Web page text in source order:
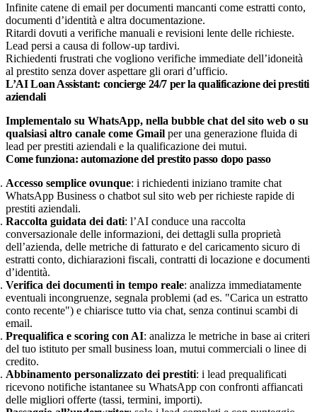
Infinite catene di email per documenti mancanti come estratti conto,
documenti d’identità e altra documentazione.
Ritardi dovuti a verifiche manuali e revisioni lente delle richieste.
Lead persi a causa di follow-up tardivi.
Richiedenti frustrati che vogliono verifiche immediate dell’idoneità
al prestito senza dover aspettare gli orari d’ufficio.
L’AI Loan Assistant: concierge 24/7 per la qualificazione dei prestiti
aziendali
Implementalo su WhatsApp, nella bubble chat del sito web o su
qualsiasi altro canale come Gmail per una generazione fluida di
lead per prestiti aziendali e la qualificazione dei mutui.
Come funziona: automazione del prestito passo dopo passo
Accesso semplice ovunque: i richiedenti iniziano tramite chat
WhatsApp Business o chatbot sul sito web per richieste rapide di
prestiti aziendali.
Raccolta guidata dei dati: l’AI conduce una raccolta
conversazionale delle informazioni, dei dettagli sulla proprietà
dell’azienda, delle metriche di fatturato e del caricamento sicuro di
estratti conto, dichiarazioni fiscali, contratti di locazione e documenti
d’identità.
Verifica dei documenti in tempo reale: analizza immediatamente
eventuali incongruenze, segnala problemi (ad es. "Carica un estratto
conto recente") e chiarisce tutto via chat, senza continui scambi di
email.
Prequalifica e scoring con AI: analizza le metriche in base ai criteri
del tuo istituto per small business loan, mutui commerciali o linee di
credito.
Abbinamento personalizzato dei prestiti: i lead prequalificati
ricevono notifiche istantanee su WhatsApp con confronti affiancati
delle migliori offerte (tassi, termini, importi).